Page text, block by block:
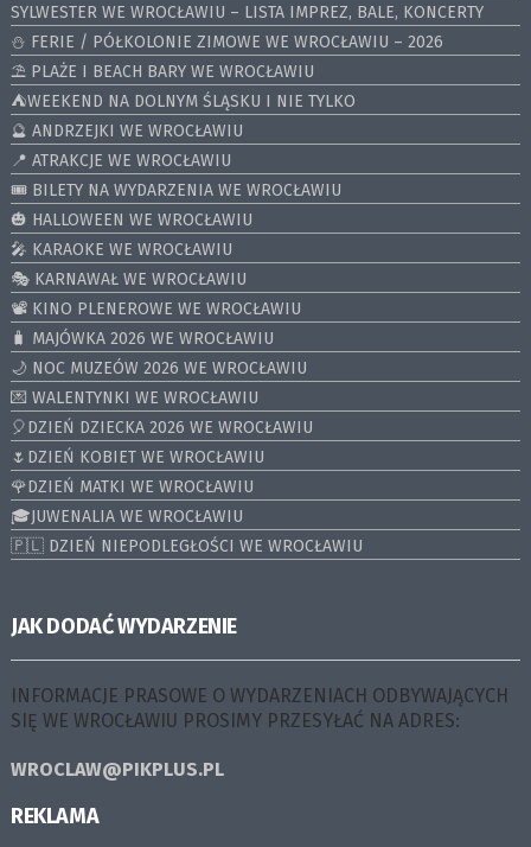
SYLWESTER WE WROCŁAWIU – LISTA IMPREZ, BALE, KONCERTY
⛄️ FERIE / PÓŁKOLONIE ZIMOWE WE WROCŁAWIU – 2026
⛱️ PLAŻE I BEACH BARY WE WROCŁAWIU
⛺️WEEKEND NA DOLNYM ŚLĄSKU I NIE TYLKO
🔮 ANDRZEJKI WE WROCŁAWIU
📍 ATRAKCJE WE WROCŁAWIU
🎟️ BILETY NA WYDARZENIA WE WROCŁAWIU
🎃 HALLOWEEN WE WROCŁAWIU
🎤 KARAOKE WE WROCŁAWIU
🎭 KARNAWAŁ WE WROCŁAWIU
📽️ KINO PLENEROWE WE WROCŁAWIU
🧳 MAJÓWKA 2026 WE WROCŁAWIU
🌙 NOC MUZEÓW 2026 WE WROCŁAWIU
💌 WALENTYNKI WE WROCŁAWIU
🎈DZIEŃ DZIECKA 2026 WE WROCŁAWIU
🌷DZIEŃ KOBIET WE WROCŁAWIU
🌹DZIEŃ MATKI WE WROCŁAWIU
🎓JUWENALIA WE WROCŁAWIU
🇵🇱 DZIEŃ NIEPODLEGŁOŚCI WE WROCŁAWIU
JAK DODAĆ WYDARZENIE
INFORMACJE PRASOWE O WYDARZENIACH ODBYWAJĄCYCH
SIĘ WE WROCŁAWIU PROSIMY PRZESYŁAĆ NA ADRES:
WROCLAW@PIKPLUS.PL
REKLAMA